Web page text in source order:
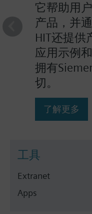
它帮助用
产品，并
HIT还提供
应用示例
拥有
切。
了解更多
工具
Extranet
Apps